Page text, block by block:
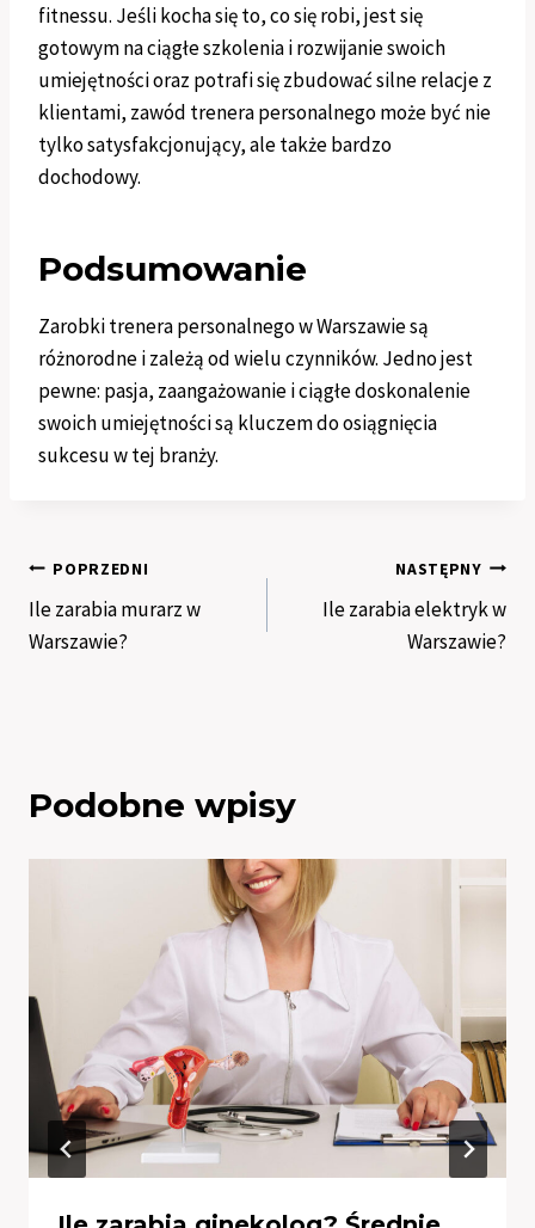
fitnessu. Jeśli kocha się to, co się robi, jest się
gotowym na ciągłe szkolenia i rozwijanie swoich
umiejętności oraz potrafi się zbudować silne relacje z
klientami, zawód trenera personalnego może być nie
tylko satysfakcjonujący, ale także bardzo
dochodowy.
Podsumowanie
Zarobki trenera personalnego w Warszawie są
różnorodne i zależą od wielu czynników. Jedno jest
pewne: pasja, zaangażowanie i ciągłe doskonalenie
swoich umiejętności są kluczem do osiągnięcia
sukcesu w tej branży.
Nawigacja
wpisu
POPRZEDNI
Ile zarabia murarz w
Warszawie?
NASTĘPNY
Ile zarabia elektryk w
Warszawie?
Podobne wpisy